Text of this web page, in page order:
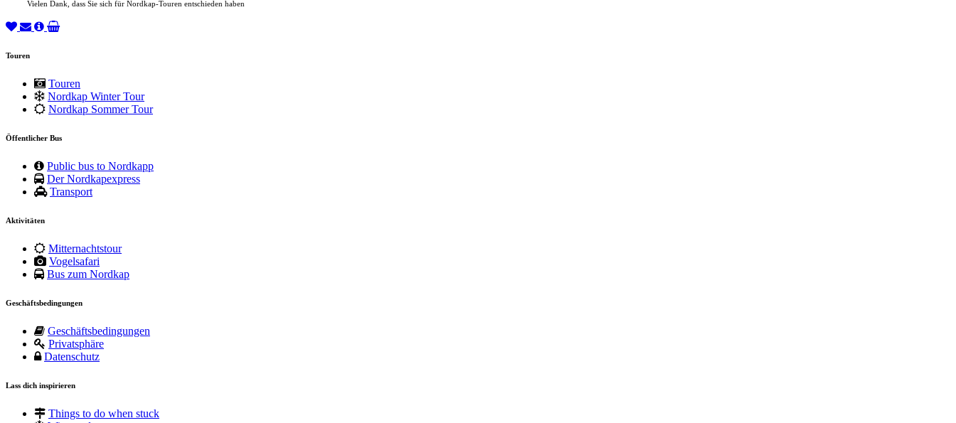
Vielen Dank, dass Sie sich für Nordkap-Touren entschieden haben
Touren
Touren
Nordkap Winter Tour
Nordkap Sommer Tour
Öffentlicher Bus
Public bus to Nordkapp
Der Nordkapexpress
Transport
Aktivitäten
Mitternachtstour
Vogelsafari
Bus zum Nordkap
Geschäftsbedingungen
Geschäftsbedingungen
Privatsphäre
Datenschutz
Lass dich inspirieren
Things to do when stuck